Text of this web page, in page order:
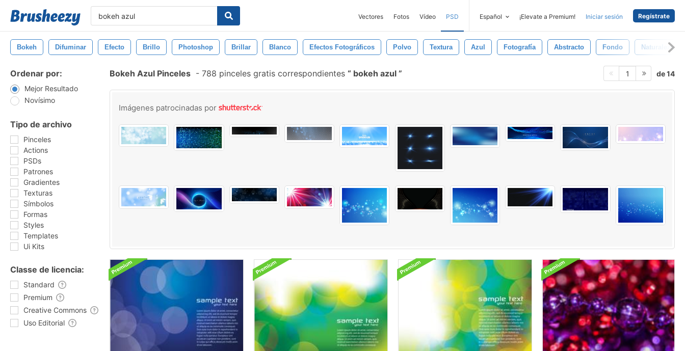
Vectores Fotos Vídeo PSD Español ¡Elevate a Premium! Iniciar sesión Regístrate
Bokeh Difuminar Efecto Brillo Photoshop Brillar Blanco Efectos Fotográficos Polvo Textura Azul Fotografía Abstracto Fondo Naturaleza
Ordenar por:
Mejor Resultado
Novísimo
Tipo de archivo
Pinceles
Actions
PSDs
Patrones
Gradientes
Texturas
Símbolos
Formas
Styles
Templates
Ui Kits
Classe de licencia:
Standard
Premium
Creative Commons
Uso Editorial
Bokeh Azul Pinceles - 788 pinceles gratis correspondientes bokeh azul 1 de 14
Imágenes patrocinadas por